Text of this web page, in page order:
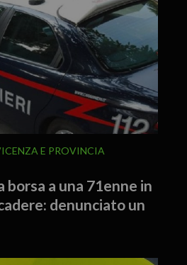
E PROVINCIA
borsa a una 71enne in
denunciato un